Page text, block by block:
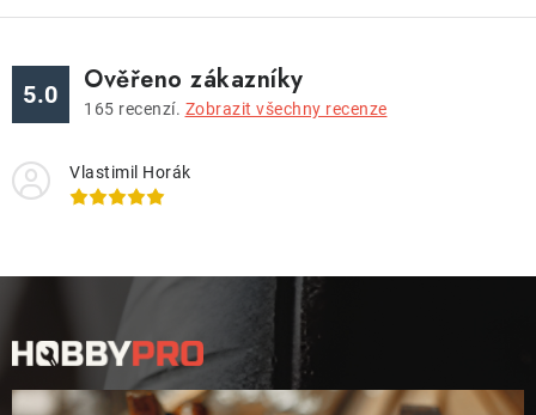
5.0 Ověřeno zákazníky
165 recenzí. Zobrazit všechny recenze
Vlastimil Horák
p
a